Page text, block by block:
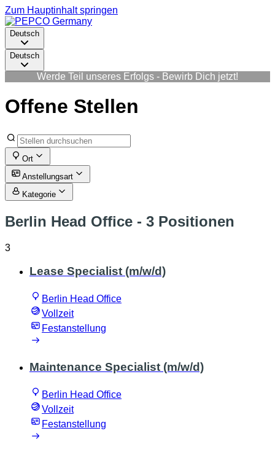
Zum Hauptinhalt springen
Deutsch
Deutsch
Werde Teil unseres Erfolgs - Bewirb Dich jetzt!
Offene Stellen
Ort
Anstellungsart
Kategorie
Berlin Head Office - 3 Positionen
3
Lease Specialist (m/w/d)
Berlin Head Office
Vollzeit
Festanstellung
Maintenance Specialist (m/w/d)
Berlin Head Office
Vollzeit
Festanstellung